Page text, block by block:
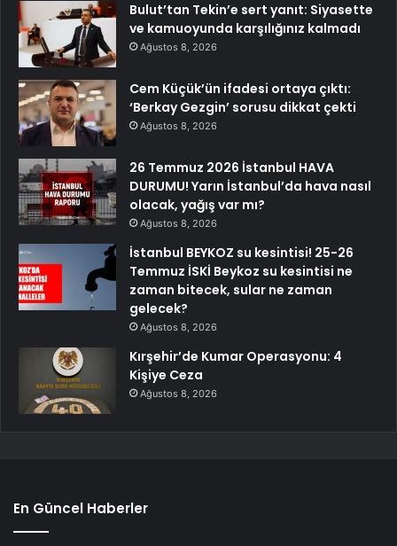
Bulut’tan Tekin’e sert yanıt: Siyasette
ve kamuoyunda karşılığınız kalmadı
Ağustos 8, 2026
Cem Küçük’ün ifadesi ortaya çıktı:
‘Berkay Gezgin’ sorusu dikkat çekti
Ağustos 8, 2026
26 Temmuz 2026 İstanbul HAVA
DURUMU! Yarın İstanbul’da hava nasıl
olacak, yağış var mı?
Ağustos 8, 2026
İstanbul BEYKOZ su kesintisi! 25-26
Temmuz İSKİ Beykoz su kesintisi ne
zaman bitecek, sular ne zaman
gelecek?
Ağustos 8, 2026
Kırşehir’de Kumar Operasyonu: 4
Kişiye Ceza
Ağustos 8, 2026
En Güncel Haberler